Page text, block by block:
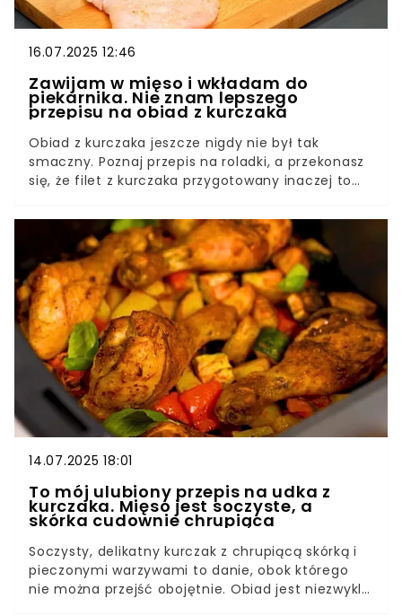
16.07.2025 12:46
Zawijam w mięso i wkładam do
piekarnika. Nie znam lepszego
przepisu na obiad z kurczaka
Obiad z kurczaka jeszcze nigdy nie był tak
smaczny. Poznaj przepis na roladki, a przekonasz
się, że filet z kurczaka przygotowany inaczej to
łatwe i zajmuje właściwie chwilę. Moja rodzina
oszalała na punkcie tego dania, dlatego
przekazuję przepis dalej.
14.07.2025 18:01
To mój ulubiony przepis na udka z
kurczaka. Mięso jest soczyste, a
skórka cudownie chrupiąca
Soczysty, delikatny kurczak z chrupiącą skórką i
pieczonymi warzywami to danie, obok którego
nie można przejść obojętnie. Obiad jest niezwykle